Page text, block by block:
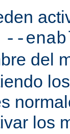
--
del
los